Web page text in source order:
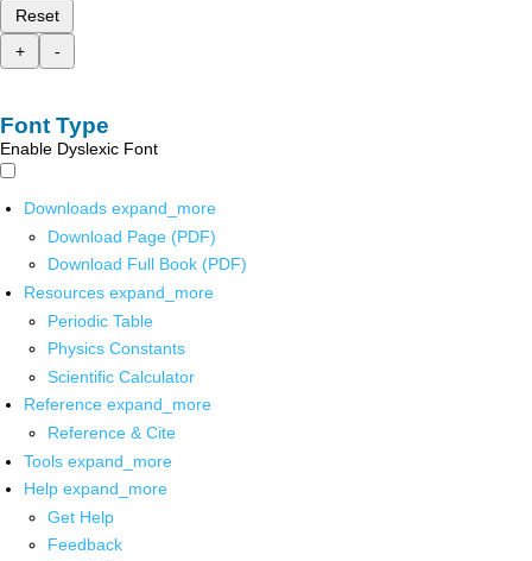
Reset
+
-
Font Type
Enable Dyslexic Font
Downloads expand_more
Download Page (PDF)
Download Full Book (PDF)
Resources expand_more
Periodic Table
Physics Constants
Scientific Calculator
Reference expand_more
Reference & Cite
Tools expand_more
Help expand_more
Get Help
Feedback